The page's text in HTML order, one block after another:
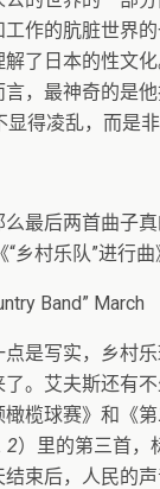
作的肮脏世界
了日本的性文
，最神奇的是
得凌乱，而是非
最后两首曲子
乡村乐队”进行曲
Band” March
是写实，乡村
。艾夫斯还有
榄球赛》和《第
2）里的第三首，
束后，人民的声